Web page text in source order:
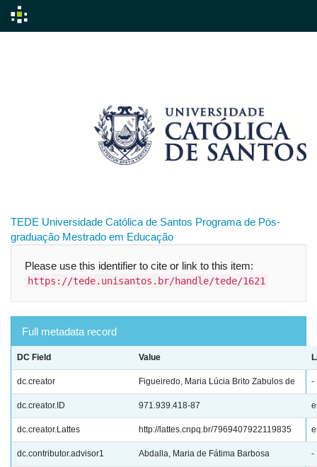
TEDE Universidade Católica de Santos Programa de Pós-
graduação Mestrado em Educação
Please use this identifier to cite or link to this item:
https://tede.unisantos.br/handle/tede/1621
Full metadata record
DC Field Value
dc.creator Figueiredo, Maria Lúcia Brito Zabulos de -
dc.creator.ID 971.939.418-87
dc.creator.Lattes http://lattes.cnpq.br/7969407922119835
dc.contributor.advisor1 Abdalla, Maria de Fátima Barbosa -